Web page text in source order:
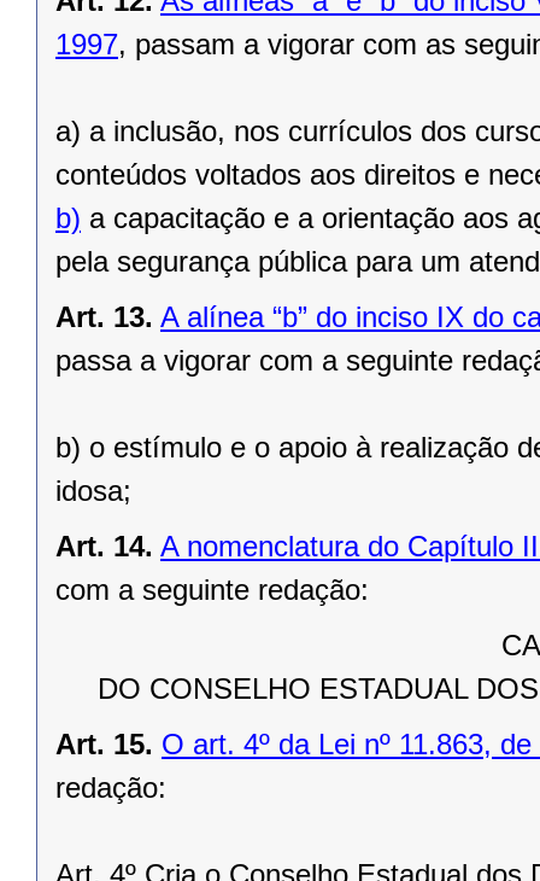
1997, passam a vigorar com as
a) a inclusão, nos currículos dos
conteúdos voltados aos direitos e
b) a capacitação e a orientação aos
pela segurança pública para um
Art. 13. A alínea “b” do inciso IX do
passa a vigorar com a seguinte
b) o estímulo e o apoio à realização
idosa;
Art. 14. A nomenclatura do Capítulo
com a seguinte redação:
DO CONSELHO ESTADUAL
Art. 15. O art. 4º da Lei nº 11.863,
redação: